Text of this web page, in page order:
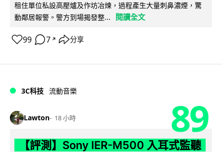
租住單位私設高壓爐及作坊冶煉，過程產生大量刺鼻濃煙，驚
動鄰居報警。警方到場揭發整...
閱讀全文
99 7 ↗ 分享
3C科技 流動音樂
Lawton 18 小時 89
【評測】Sony IER-M500 入耳式監聽